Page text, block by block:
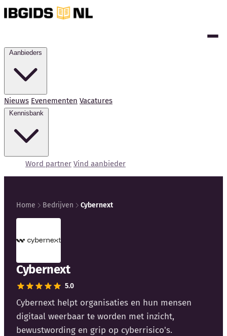
Nieuws Evenementen Vacatures
Word partner Vind aanbieder
Blog
Home Bedrijven Cybernext
Cybernext
5.0
Cybernext helpt organisaties en hun mensen
digitaal weerbaar te worden met inzicht,
bewustwording en grip op cyberrisico's.